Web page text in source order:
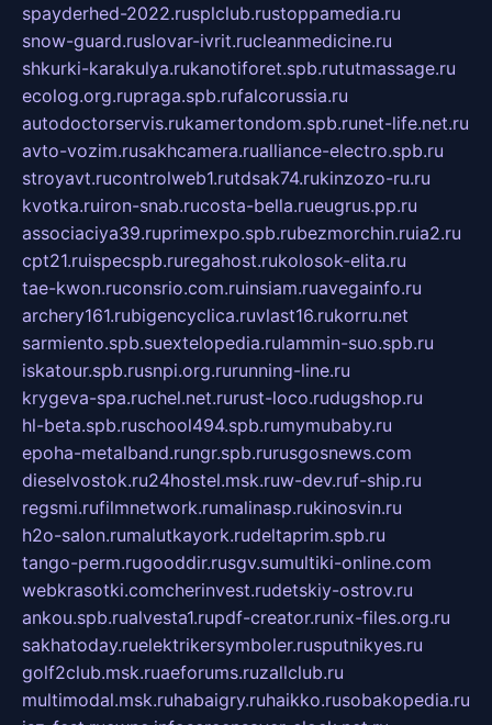
spayderhed-2022.rusplclub.rustoppamedia.ru
snow-guard.ruslovar-ivrit.rucleanmedicine.ru
shkurki-karakulya.rukanotiforet.spb.rututmassage.ru
ecolog.org.rupraga.spb.rufalcorussia.ru
autodoctorservis.rukamertondom.spb.runet-life.net.ru
avto-vozim.rusakhcamera.rualliance-electro.spb.ru
stroyavt.rucontrolweb1.rutdsak74.rukinzozo-ru.ru
kvotka.ruiron-snab.rucosta-bella.rueugrus.pp.ru
associaciya39.ruprimexpo.spb.rubezmorchin.ruia2.ru
cpt21.ruispecspb.ruregahost.rukolosok-elita.ru
tae-kwon.ruconsrio.com.ruinsiam.ruavegainfo.ru
archery161.rubigencyclica.ruvlast16.rukorru.net
sarmiento.spb.suextelopedia.rulammin-suo.spb.ru
iskatour.spb.rusnpi.org.rurunning-line.ru
krygeva-spa.ruchel.net.rurust-loco.rudugshop.ru
hl-beta.spb.ruschool494.spb.rumymubaby.ru
epoha-metalband.rungr.spb.rurusgosnews.com
dieselvostok.ru24hostel.msk.ruw-dev.ruf-ship.ru
regsmi.rufilmnetwork.rumalinasp.rukinosvin.ru
h2o-salon.rumalutkayork.rudeltaprim.spb.ru
tango-perm.rugooddir.rusgv.sumultiki-online.com
webkrasotki.comcherinvest.rudetskiy-ostrov.ru
ankou.spb.rualvesta1.rupdf-creator.runix-files.org.ru
sakhatoday.ruelektrikersymboler.rusputnikyes.ru
golf2club.msk.ruaeforums.ruzallclub.ru
multimodal.msk.ruhabaigry.ruhaikko.rusobakopedia.ru